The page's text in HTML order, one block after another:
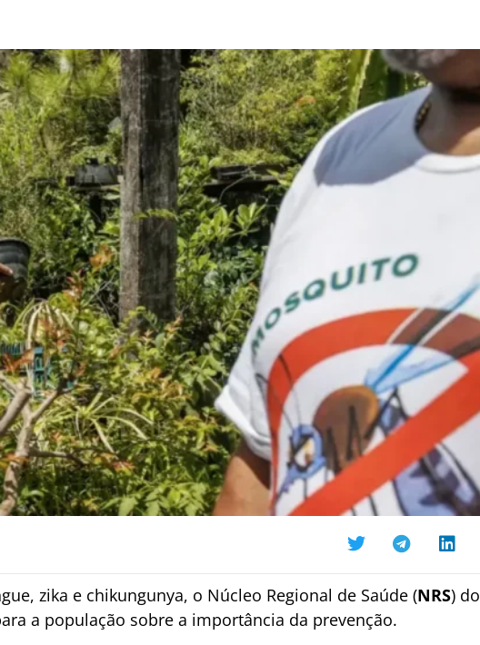
zika e chikungunya, o Núcleo Regional de Saúde (NRS) do
a população sobre a importância da prevenção.